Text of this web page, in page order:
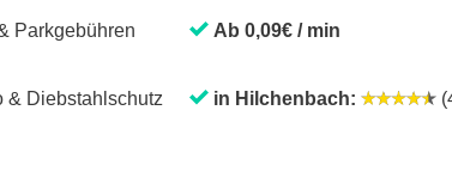
Parkgebühren
Diebstahlschutz
Ab 0,09€ / min
in Hilchenbach: